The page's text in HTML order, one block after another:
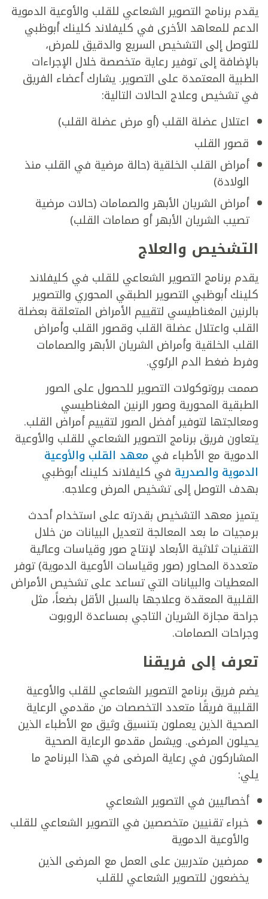
يقدم برنامج التصوير الشعاعي للقلب والأوعية الدموية
الدعم للمعاهد الأخرى في كليفلاند كلينك أبوظبي
للتوصل إلى التشخيص السريع والدقيق للمرض،
بالإضافة إلى توفير رعاية متخصصة خلال الإجراءات
الطبية المعتمدة على التصوير. يشارك أعضاء الفريق
في تشخيص وعلاج الحالات التالية:
اعتلال عضلة القلب (أو مرض عضلة القلب)
قصور القلب
أمراض القلب الخلقية (حالة مرضية في القلب منذ
الولادة)
أمراض الشريان الأبهر والصمامات (حالات مرضية
تصيب الشريان الأبهر أو صمامات القلب)
التشخيص والعلاج
يقدم برنامج التصوير الشعاعي للقلب في كليفلاند
كلينك أبوظبي التصوير الطبقي المحوري والتصوير
بالرنين المغناطيسي لتقييم الأمراض المتعلقة بعضلة
القلب واعتلال عضلة القلب وقصور القلب وأمراض
القلب الخلقية وأمراض الشريان الأبهر والصمامات
وفرط ضغط الدم الرئوي.
صممت بروتوكولات التصوير للحصول على الصور
الطبقية المحورية وصور الرنين المغناطيسي
ومعالجتها لتوفير أفضل الصور لتقييم أمراض القلب.
يتعاون فريق برنامج التصوير الشعاعي للقلب والأوعية
الدموية مع الأطباء في معهد القلب والأوعية
الدموية والصدرية في كليفلاند كلينك أبوظبي
بهدف التوصل إلى تشخيص المرض وعلاجه.
يتميز معهد التشخيص بقدرته على استخدام أحدث
برمجيات ما بعد المعالجة لتعديل البيانات من خلال
التقنيات ثلاثية الأبعاد لإنتاج صور وقياسات وعائية
متعددة المحاور (صور وقياسات الأوعية الدموية) توفر
المعطيات والبيانات التي تساعد على تشخيص الأمراض
القلبية المعقدة وعلاجها بالسبل الأقل بضعاً، مثل
جراحة مجازة الشريان التاجي بمساعدة الروبوت
وجراحات الصمامات.
تعرف إلى فريقنا
يضم فريق برنامج التصوير الشعاعي للقلب والأوعية
القلبية فريقًا متعدد التخصصات من مقدمي الرعاية
الصحية الذين يعملون بتنسيق وثيق مع الأطباء الذين
يحيلون المرضى. ويشمل مقدمو الرعاية الصحية
المشاركون في رعاية المرضى في هذا البرنامج ما
يلي:
أخصائيين في التصوير الشعاعي
خبراء تقنيين متخصصين في التصوير الشعاعي للقلب
والأوعية الدموية
ممرضين متدربين على العمل مع المرضى الذين
يخضعون للتصوير الشعاعي للقلب